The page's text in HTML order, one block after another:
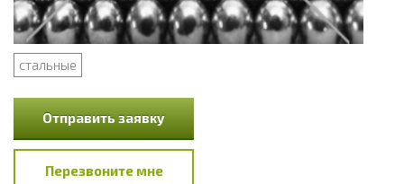
стальные
Отправить заявку
Перезвоните мне